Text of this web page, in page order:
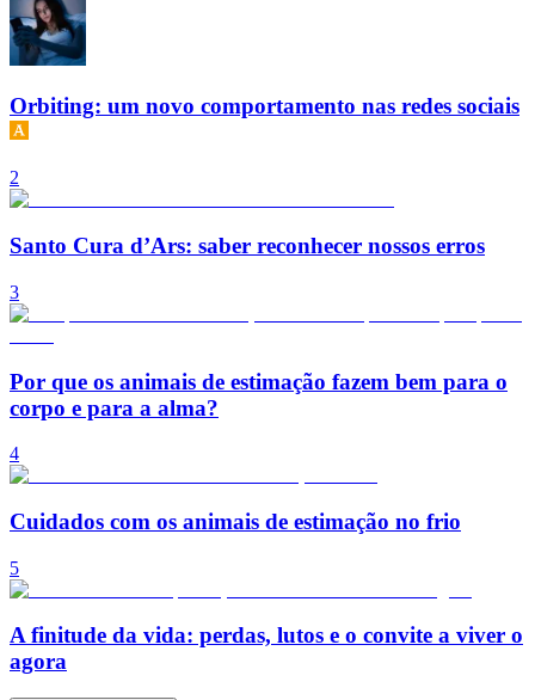
Orbiting: um novo comportamento nas redes sociais
2
Santo Cura d’Ars: saber reconhecer nossos erros
3
Por que os animais de estimação fazem bem para o
corpo e para a alma?
4
Cuidados com os animais de estimação no frio
5
A finitude da vida: perdas, lutos e o convite a viver o
agora